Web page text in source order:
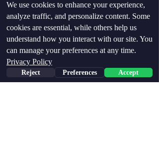
Phone Email Facebook
We use cookies to enhance your experience,
analyze traffic, and personalize content. Some
cookies are essential, while others help us
understand how you interact with our site. You
can manage your preferences at any time.
Privacy Policy
Reject Preferences Accept